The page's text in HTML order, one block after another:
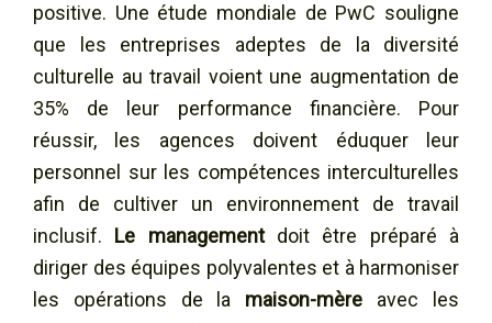
positive. Une étude mondiale de PwC souligne
que les entreprises adeptes de la diversité
culturelle au travail voient une augmentation de
35% de leur performance financière. Pour
réussir, les agences doivent éduquer leur
personnel sur les compétences interculturelles
afin de cultiver un environnement de travail
inclusif. Le managementdoit être préparé à
diriger des équipes polyvalentes et à harmoniser
les opérations de la maison-mère avec les